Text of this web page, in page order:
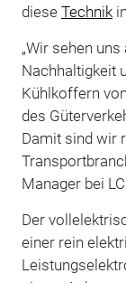
diese Technik
„Wir sehen
Nachhaltigkeit
Kühlkoffern
des
Damit sind wir
Manager bei
Der
einer rein